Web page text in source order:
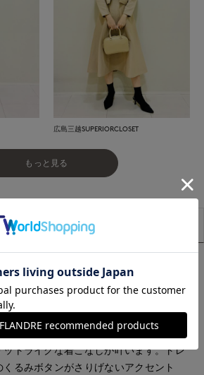
広島三越SUPERIORCLOSET
もっと見る
サイズ詳細
クトな身頃に、ほんのりとボリュームを
ランスのニットジャケット。どんなワン
やすいよう、計算されたシルエットにこ
め丈とコンパクトなネックラインで、き
トライクな着こなしが叶います。トレ
るみボタンがさりげないアクセント